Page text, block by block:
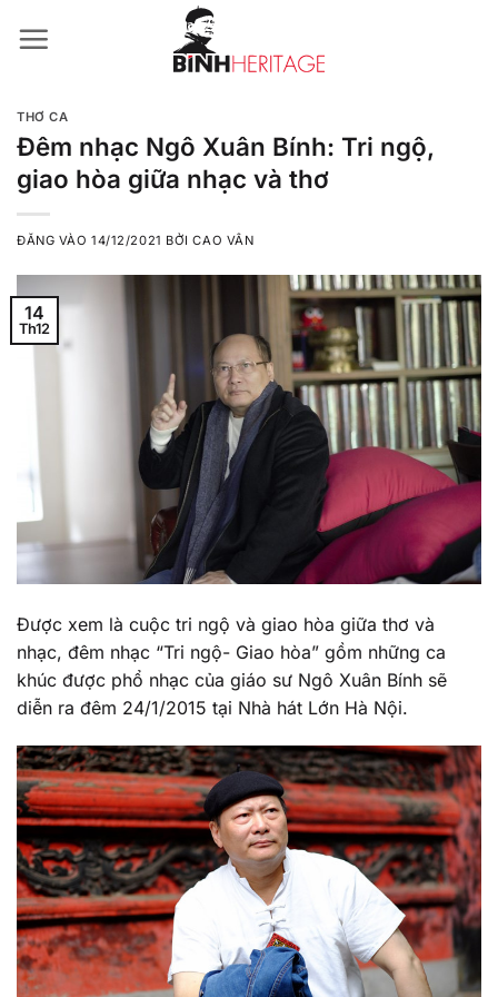
qua
THƠ CA
Đêm nhạc Ngô Xuân Bính: Tri ngộ,
giao hòa giữa nhạc và thơ
ĐĂNG VÀO14/12/2021 BỞICAO VÂN
14
Th12
Được xem là cuộc tri ngộ và giao hòa giữa thơ và
nhạc, đêm nhạc “Tri ngộ- Giao hòa” gồm những ca
khúc được phổ nhạc của giáo sư Ngô Xuân Bính sẽ
diễn ra đêm 24/1/2015 tại Nhà hát Lớn Hà Nội.